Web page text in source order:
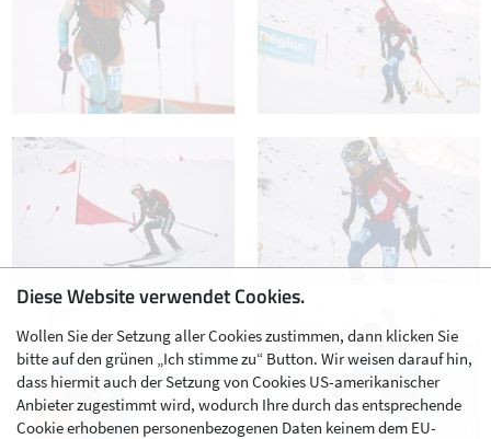
Diese Website verwendet Cookies.
Wollen Sie der Setzung aller Cookies zustimmen, dann klicken Sie
bitte auf den grünen „Ich stimme zu“ Button. Wir weisen darauf hin,
dass hiermit auch der Setzung von Cookies US-amerikanischer
Anbieter zugestimmt wird, wodurch Ihre durch das entsprechende
Cookie erhobenen personenbezogenen Daten keinem dem EU-